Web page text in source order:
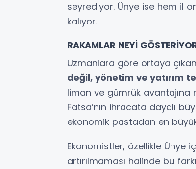
seyrediyor. Ünye ise hem il
kalıyor.
RAKAMLAR NEYİ
Uzmanlara göre ortaya
değil, yönetim ve yatırım
liman ve gümrük avantajına
Fatsa’nın ihracata dayalı
ekonomik pastadan en
Ekonomistler, özellikle Ünye
artırılmaması halinde bu